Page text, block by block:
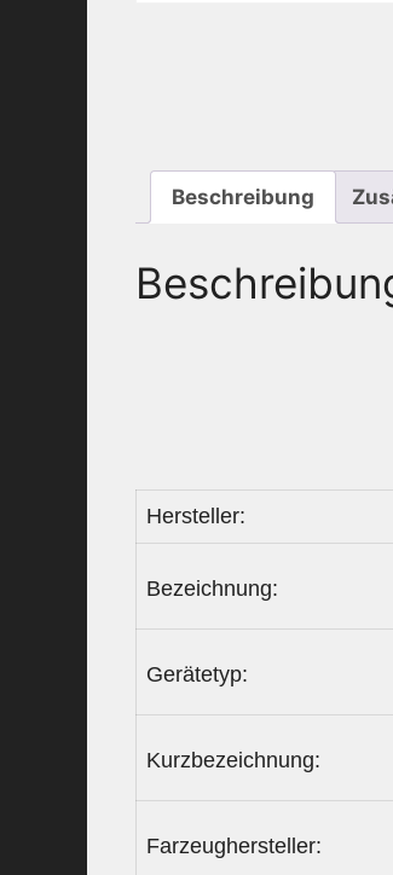
Beschreibung
Hersteller:
Bezeichnung:
Gerätetyp:
Kurzbezeichnung:
Farzeughersteller: